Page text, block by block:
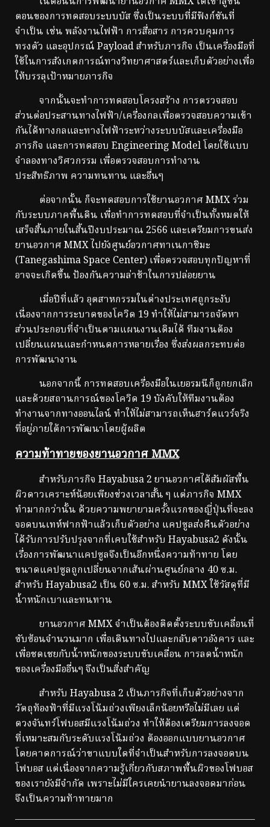
ตอนของการทดสอบระบบบัส ซึ่งเป็นระบบที่มีฟังก์ชันที่
จำเป็น เช่น พลังงานไฟฟ้า การสื่อสาร การควบคุมการ
ทรงตัว และอุปกรณ์ Payload สำหรับภารกิจ เป็นเครื่องมือที่
ใช้ในการสังเกตการณ์ทางวิทยาศาสตร์และเก็บตัวอย่างเพื่อ
ให้บรรลุเป้าหมายภารกิจ
จากนั้นจะทำการทดสอบโครงสร้าง การตรวจสอบ
ส่วนต่อประสานทางไฟฟ้า/เครื่องกลเพื่อตรวจสอบความเข้า
กันได้ทางกลและทางไฟฟ้าระหว่างระบบบัสและเครื่องมือ
ภารกิจ และการทดสอบ Engineering Model โดยใช้แบบ
จำลองทางวิศวกรรม เพื่อตรวจสอบการทำงาน
ประสิทธิภาพ ความทนทาน และอื่นๆ
ต่อจากนั้น ก็จะทดสอบการใช้ยานอวกาศ MMX ร่วม
กับระบบภาคพื้นดิน เพื่อทำการทดสอบที่จำเป็นทั้งหมดให้
เสร็จสิ้นภายในสิ้นปีงบประมาณ 2566 และเตรียมการขนส่ง
ยานอวกาศ MMX ไปยังศูนย์อวกาศทาเนกาชิมะ
(Tanegashima Space Center) เพื่อตรวจสอบทุกปัญหาที่
อาจจะเกิดขึ้น ป้องกันความล่าช้าในการปล่อยยาน
เมื่อปีที่แล้ว อุตสาหกรรมในต่างประเทศถูกระงับ
เนื่องจากการระบาดของโควิด 19 ทำให้ไม่สามารถจัดหา
ส่วนประกอบที่จำเป็นตามแผนงานเดิมได้ ทีมงานต้อง
เปลี่ยนแผนและกำหนดการหลายเรื่อง ซึ่งส่งผลกระทบต่อ
การพัฒนางาน
นอกจากนี้ การทดสอบเครื่องมือในเยอรมนีก็ถูกยกเลิก
และด้วยสถานการณ์ของโควิด 19 บังคับให้ทีมงานต้อง
ทำงานจากทางออนไลน์ ทำให้ไม่สามารถเห็นฮาร์ดแวร์จริง
ที่อยู่ภายใต้การพัฒนาโดยผู้ผลิต
ความท้าทายของยานอวกาศ MMX
สำหรับภารกิจ Hayabusa 2 ยานอวกาศได้สัมผัสพื้น
ผิวดาวเคราะห์น้อยเพียงช่วงเวลาสั้น ๆ แต่ภารกิจ MMX
ทำมากกว่านั้น ด้วยความพยายามครั้งแรกของญี่ปุ่นที่จะลง
จอดบนเทห์ฟากฟ้าแล้วเก็บตัวอย่าง แคปซูลส่งคืนตัวอย่าง
ได้รับการปรับปรุงจากที่เคบใช้สำหรับ Hayabusa2 ดังนั้น
เรื่องการพัฒนาแคปซูลจึงเป็นอีกหนึ่งความท้าทาย โดย
ขนาดแคปซูลถูกเปลี่ยนจากเส้นผ่านศูนย์กลาง 40 ซ.ม.
สำหรับ Hayabusa2 เป็น 60 ซ.ม. สำหรับ MMX ใช้วัสดุที่มี
น้ำหนักเบาและทนทาน
ยานอวกาศ MMX จำเป็นต้องติดตั้งระบบขับเคลื่อนที่
ซับซ้อนจำนวนมาก เพื่อเดินทางไปและกลับดาวอังคาร และ
เพื่อชดเชยกับน้ำหนักของระบบขับเคลื่อน การลดน้ำหนัก
ของเครื่องมืออื่นๆ จึงเป็นสิ่งสำคัญ
สำหรับ Hayabusa 2 เป็นภารกิจที่เก็บตัวอย่างจาก
วัตถุท้องฟ้าที่มีแรงโน้มถ่วงเพียงเล็กน้อยหรือไม่มีเลย แต่
ดวงจันทร์โฟบอสมีแรงโน้มถ่วง ทำให้ต้องเตรียมการลงจอด
ที่เหมาะสมกับระดับแรงโน้มถ่วง ต้องออกแบบยานอวกาศ
โดยคาดการณ์ว่าขาแบบใดที่จำเป็นสำหรับการลงจอดบน
โฟบอส แต่เนื่องจากความรู้เกี่ยวกับสภาพพื้นผิวของโฟบอส
ของเรายังมีจำกัด เพราะไม่มีใครเคยนำยานลงจอดมาก่อน
จึงเป็นความท้าทายมาก